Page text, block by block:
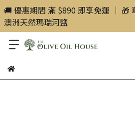
🚚 優惠期間 滿 $890 即享免運 ｜ 🎁
澳洲天然瑪瑞河鹽